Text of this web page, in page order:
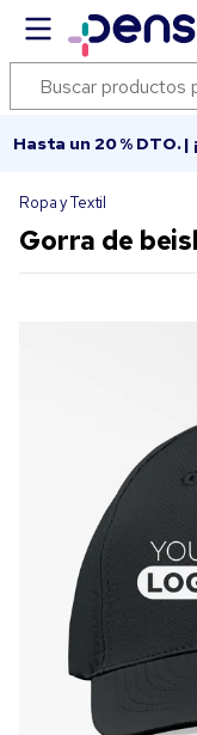
Hasta un 20 % DTO. |
Ropa y Textil
Gorra de